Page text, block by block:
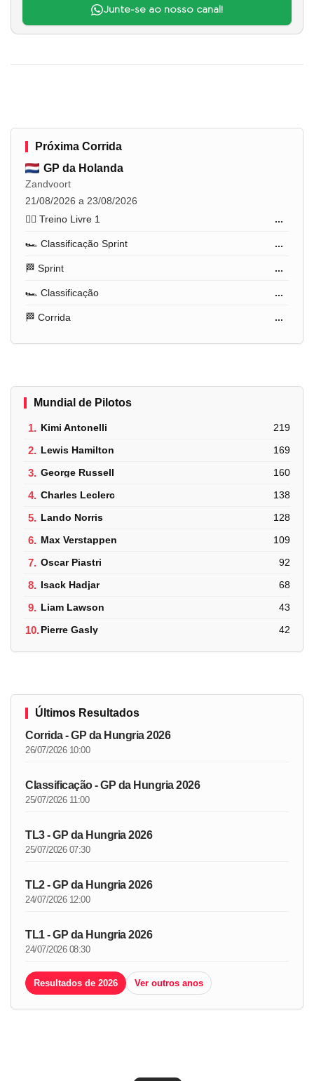
Junte-se ao nosso canal!
Próxima Corrida
GP da Holanda
Zandvoort
21/08/2026 a 23/08/2026
🏋️‍♂️ Treino Livre 1
...
🏎️ Classificação Sprint ...
🏁 Sprint ...
🏎️ Classificação ...
🏁 Corrida ...
Mundial de Pilotos
1. Kimi Antonelli 219
2. Lewis Hamilton 169
3. George Russell 160
4. Charles Leclerc 138
5. Lando Norris 128
6. Max Verstappen 109
7. Oscar Piastri 92
8. Isack Hadjar 68
9. Liam Lawson 43
10.Pierre Gasly 42
Últimos Resultados
Corrida - GP da Hungria 2026
26/07/2026 10:00
Classificação - GP da Hungria 2026
25/07/2026 11:00
TL3 - GP da Hungria 2026
25/07/2026 07:30
TL2 - GP da Hungria 2026
24/07/2026 12:00
TL1 - GP da Hungria 2026
24/07/2026 08:30
Resultados de 2026 Ver outros anos